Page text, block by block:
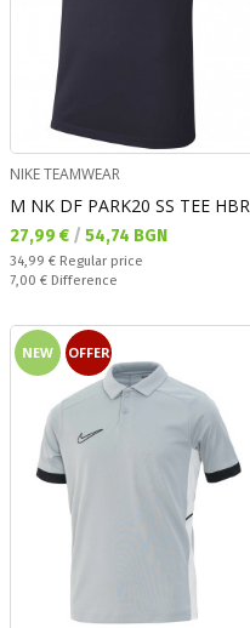
NIKE TEAMWEAR
M NK DF PARK20 SS TEE HBR
Текуща цена:
27,99 € / 54,74 BGN
Regular price:
34,99 € Regular price
Спестявате:
7,00 € Difference
NEW OFFER